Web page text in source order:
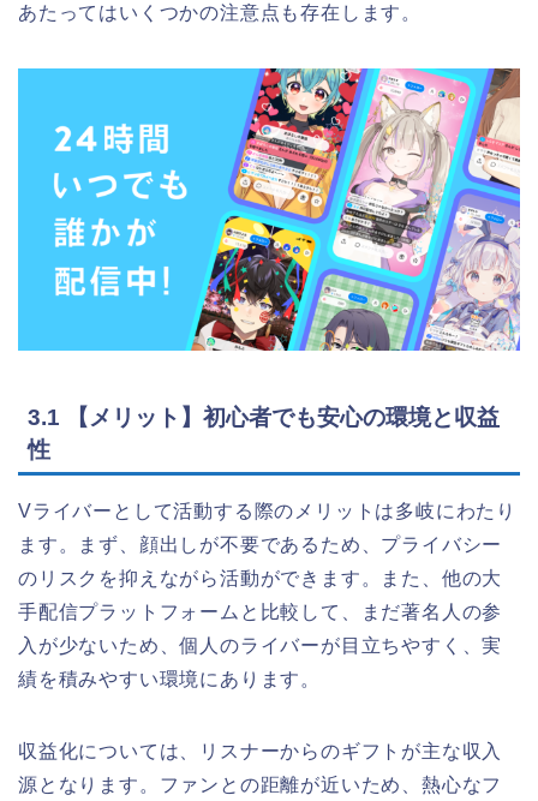
あたってはいくつかの注意点も存在します。
3.1 【メリット】初心者でも安心の環境と収益
性
Vライバーとして活動する際のメリットは多岐にわたり
ます。まず、顔出しが不要であるため、プライバシー
のリスクを抑えながら活動ができます。また、他の大
手配信プラットフォームと比較して、まだ著名人の参
入が少ないため、個人のライバーが目立ちやすく、実
績を積みやすい環境にあります。
収益化については、リスナーからのギフトが主な収入
源となります。ファンとの距離が近いため、熱心なフ